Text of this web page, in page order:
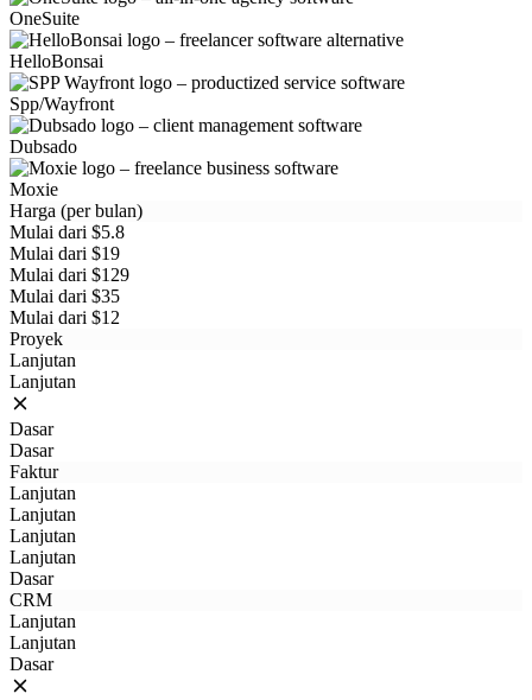
OneSuite
HelloBonsai
Spp/Wayfront
Dubsado
Moxie
Harga (per bulan)
Mulai dari $5.8
Mulai dari $19
Mulai dari $129
Mulai dari $35
Mulai dari $12
Proyek
Lanjutan
Lanjutan
Dasar
Dasar
Faktur
Lanjutan
Lanjutan
Lanjutan
Lanjutan
Dasar
CRM
Lanjutan
Lanjutan
Dasar